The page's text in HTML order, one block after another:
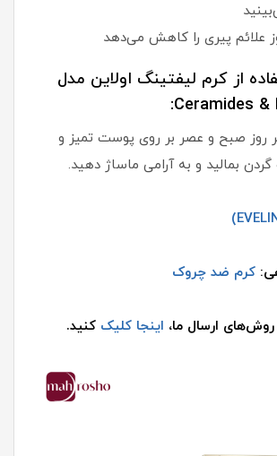
از کرم لیفتینگ اولاین مدل
Ceramides &
روز صبح و عصر بر روی پوست تمیز و
بمالید و به آرامی ماساژ دهید.
کرم ضد چروک
روش‌های ارسال ما، اینجا کلیک کنید.